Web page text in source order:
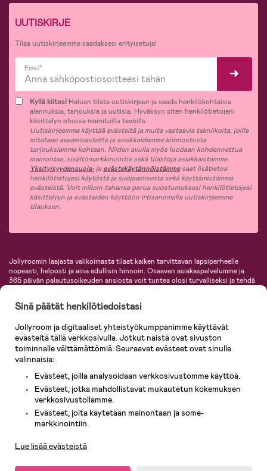
UUTISKIRJE
Tilaa uutiskirjeemme saadaksesi erityisetuja!
Email*
Kyllä kiitos! Haluan tilata uutiskirjeen ja saada henkilökohtaisia
alennuksia, tarjouksia ja uutisia. Hyväksyn siten henkilötietojeni
käsittelyn ohessa mainituilla tavoilla.
Uutiskirjeemme käyttää evästeitä ja muita vastaavia tekniikoita, joilla
mitataan avaamisastetta ja asiakkaidemme kiinnostusta
tarjouksiamme kohtaan. Niiden avulla myös luodaan kohdennettua
mainontaa, sisältömarkkinointia sekä tilastoja asiakkaistamme.
Yksityisyydensuoja-jaevästekäytännöistämmesaat lisätietoa
henkilötietojesi käytöstä ja suojaamisesta sekä käyttämistämme
evästeistä. Voit milloin tahansa perua suostumuksesi henkilötietojesi
käsittelyyn ja evästeiden käyttöön irtisanomalla uutiskirjeemme
tilauksen.
Jollyroomin laajasta valikoimasta tilaat kaiken tarvittavan lapsiperheelle
nopeasti, helposti ja aina edullisin hinnoin. Osaavan asiakaspalvelumme ja
365 päivän palautusoikeuden ansiosta voit tuntea olosi turvalliseksi ja tehdä
lastentarvikkeita sekä paljon muuta. Meiltä löydät lukuisia tunnettuja
KidKraft, Ergobaby, Philips Avent, Neonate, Cybex, LEGO ja monia muita!
Tervetuloa shoppailemaan Pohjoismaiden suurimpaan lastentarvikkeiden
verkkokauppaan!
Sinä päätät henkilötiedoistasi
Jollyroom ja digitaaliset yhteistyökumppanimme käyttävät
evästeitä tällä verkkosivulla. Jotkut näistä ovat sivuston
toiminnalle välttämättömiä. Seuraavat evästeet ovat sinulle
valinnaisia:
Evästeet, joilla analysoidaan verkkosivustomme käyttöä.
Evästeet, jotka mahdollistavat mukautetun kokemuksen
verkkosivustollamme.
Evästeet, joita käytetään mainontaan ja some-
markkinointiin.
Lue lisää evästeistä